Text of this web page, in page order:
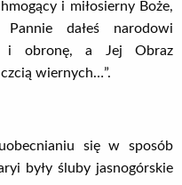
i miłosierny Boże,
dałeś narodowi
i obronę, a Jej Obraz
czcią wiernych…”.
się w sposób
były śluby jasnogórskie